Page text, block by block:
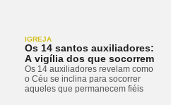
IGREJA
Os 14 santos auxiliadores:
A vigília dos que socorrem
Os 14 auxiliadores revelam como
o Céu se inclina para socorrer
aqueles que permanecem fiéis